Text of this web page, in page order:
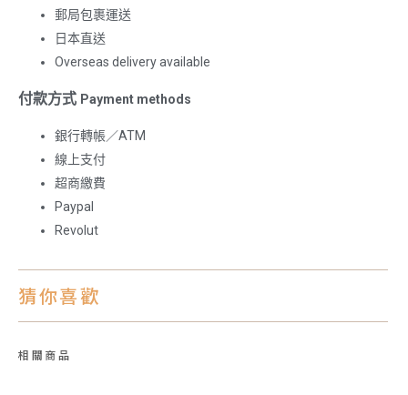
郵局包裹運送
日本直送
Overseas delivery available
付款方式 Payment methods
銀行轉帳／ATM
線上支付
超商繳費
Paypal
Revolut
猜你喜歡
相關商品